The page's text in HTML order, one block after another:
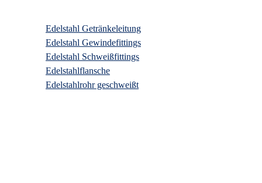
Edelstahl Getränkeleitung
Edelstahl Gewindefittings
Edelstahl Schweißfittings
Edelstahlflansche
Edelstahlrohr geschweißt